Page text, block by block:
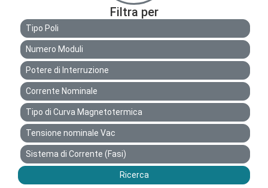
Filtra per
Tipo Poli
Numero Moduli
Potere di Interruzione
Corrente Nominale
Tipo di Curva Magnetotermica
Tensione nominale Vac
Sistema di Corrente (Fasi)
Ricerca